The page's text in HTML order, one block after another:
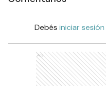
Debés iniciar sesión
Ads